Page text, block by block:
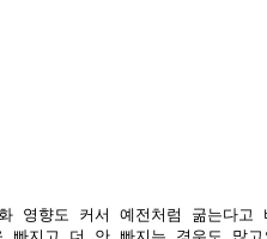
영향도 커서 예전처럼 굶는다고